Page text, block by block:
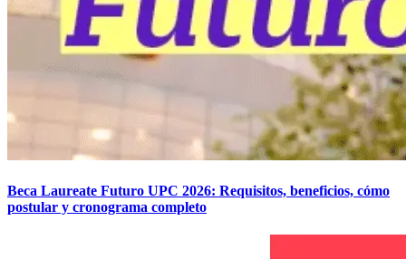
Beca Laureate Futuro UPC 2026: Requisitos, beneficios, cómo
postular y cronograma completo